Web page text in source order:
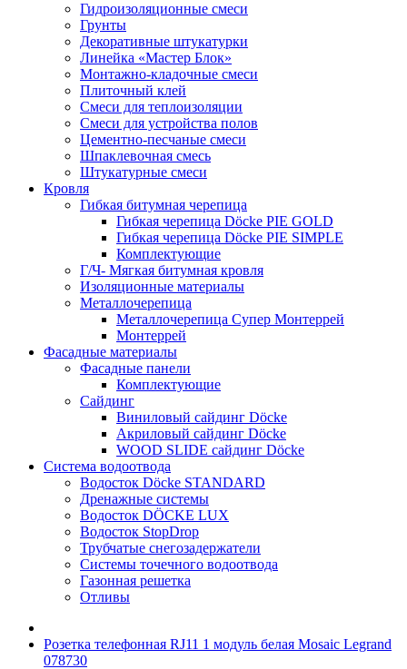
Гидроизоляционные смеси
Грунты
Декоративные штукатурки
Линейка «Мастер Блок»
Монтажно-кладочные смеси
Плиточный клей
Смеси для теплоизоляции
Смеси для устройства полов
Цементно-песчаные смеси
Шпаклевочная смесь
Штукатурные смеси
Кровля
Гибкая битумная черепица
Гибкая черепица Döcke PIE GOLD
Гибкая черепица Döcke PIE SIMPLE
Комплектующие
Г/Ч- Мягкая битумная кровля
Изоляционные материалы
Металлочерепица
Металлочерепица Супер Монтеррей
Монтеррей
Фасадные материалы
Фасадные панели
Комплектующие
Сайдинг
Виниловый сайдинг Döcke
Акриловый сайдинг Döcke
WOOD SLIDE сайдинг Döcke
Система водоотвода
Водосток Döcke STANDARD
Дренажные системы
Водосток DÖCKE LUX
Водосток StopDrop
Трубчатые снегозадержатели
Системы точечного водоотвода
Газонная решетка
Отливы
Розетка телефонная RJ11 1 модуль белая Mosaic Legrand
078730